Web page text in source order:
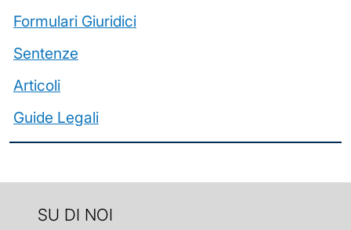
Formulari Giuridici
Sentenze
Articoli
Guide Legali
SU DI NOI